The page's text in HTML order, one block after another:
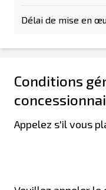
Délai de mise en
Conditions
Appelez s'il vous